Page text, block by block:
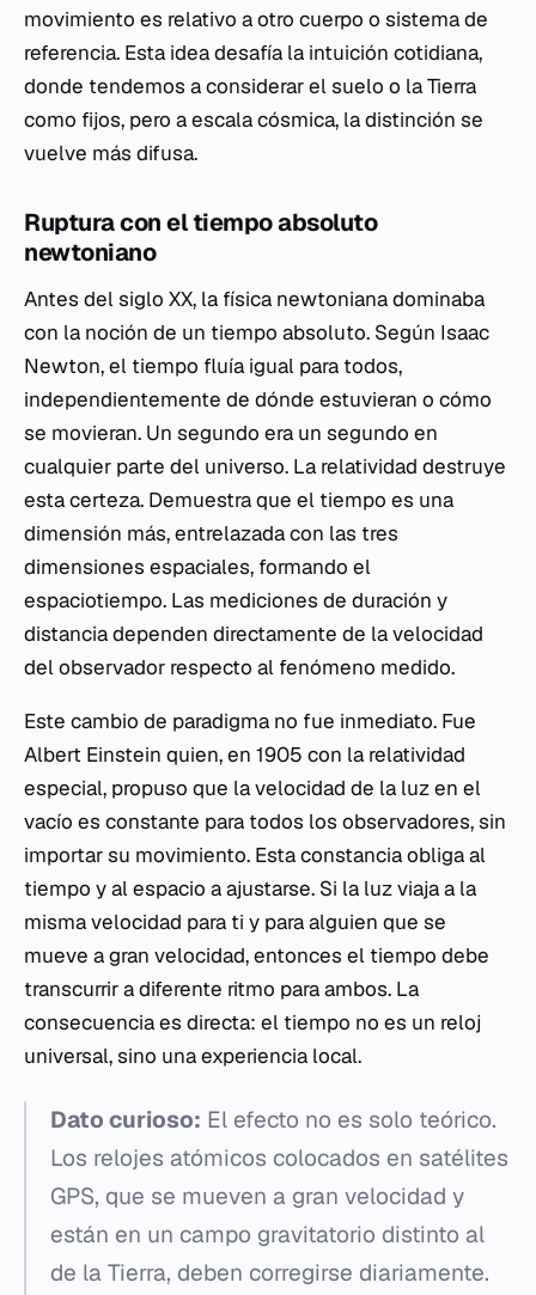
movimiento es relativo a otro cuerpo o sistema de
referencia. Esta idea desafía la intuición cotidiana,
donde tendemos a considerar el suelo o la Tierra
como fijos, pero a escala cósmica, la distinción se
vuelve más difusa.
Ruptura con el tiempo absoluto
newtoniano
Antes del siglo XX, la física newtoniana dominaba
con la noción de un tiempo absoluto. Según Isaac
Newton, el tiempo fluía igual para todos,
independientemente de dónde estuvieran o cómo
se movieran. Un segundo era un segundo en
cualquier parte del universo. La relatividad destruye
esta certeza. Demuestra que el tiempo es una
dimensión más, entrelazada con las tres
dimensiones espaciales, formando el
espaciotiempo. Las mediciones de duración y
distancia dependen directamente de la velocidad
del observador respecto al fenómeno medido.
Este cambio de paradigma no fue inmediato. Fue
Albert Einstein quien, en 1905 con la relatividad
especial, propuso que la velocidad de la luz en el
vacío es constante para todos los observadores, sin
importar su movimiento. Esta constancia obliga al
tiempo y al espacio a ajustarse. Si la luz viaja a la
misma velocidad para ti y para alguien que se
mueve a gran velocidad, entonces el tiempo debe
transcurrir a diferente ritmo para ambos. La
consecuencia es directa: el tiempo no es un reloj
universal, sino una experiencia local.
Dato curioso: El efecto no es solo teórico.
Los relojes atómicos colocados en satélites
GPS, que se mueven a gran velocidad y
están en un campo gravitatorio distinto al
de la Tierra, deben corregirse diariamente.